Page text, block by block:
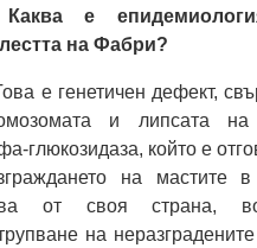
е
на Фабри?
е генетичен дефект,
и липсата на
глюкозидаза, който е
на мастите в
от своя страна,
на